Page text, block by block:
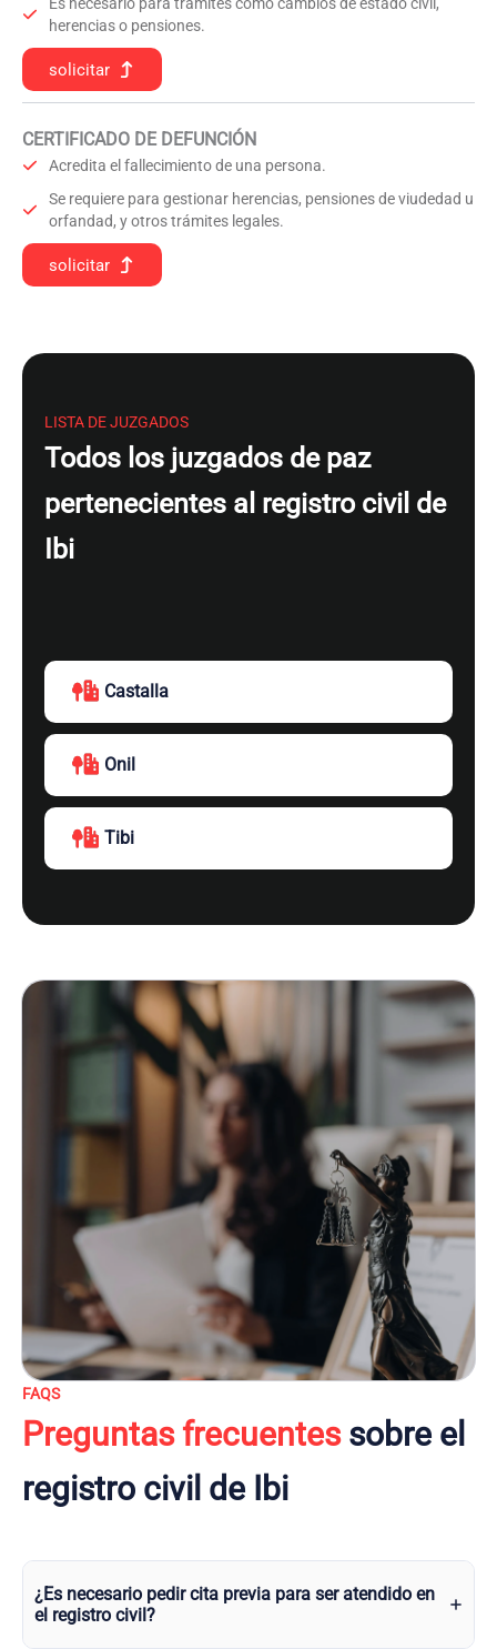
herencias o pensiones.
solicitar
CERTIFICADO DE DEFUNCIÓN
Acredita el fallecimiento de una persona.
Se requiere para gestionar herencias, pensiones de viudedad u
orfandad, y otros trámites legales.
solicitar
LISTA DE JUZGADOS
Todos los juzgados de paz
pertenecientes al registro civil de
Ibi
Castalla
Onil
Tibi
FAQS
Preguntas frecuentessobre el
registro civil de Ibi
¿Es necesario pedir cita previa para ser atendido en
el registro civil?